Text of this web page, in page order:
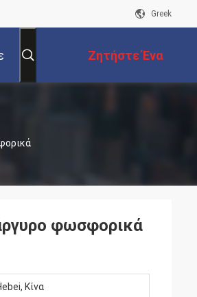
Greek
Ζητήστε Ένα
Απόσπασμα
φωσφορικά
Κίνα